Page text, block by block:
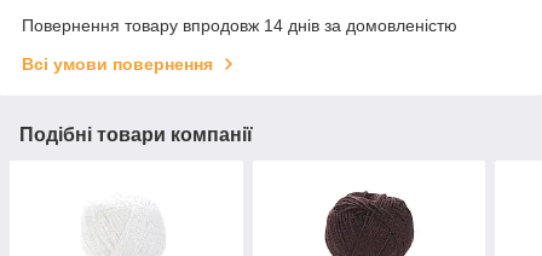
Повернення товару впродовж 14 днів за домовленістю
Всі умови повернення
Подібні товари компанії